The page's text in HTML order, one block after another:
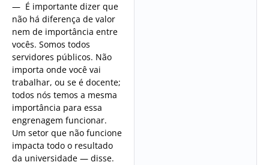
— É importante dizer que
não há diferença de valor
nem de importância entre
vocês. Somos todos
servidores públicos. Não
importa onde você vai
trabalhar, ou se é docente;
todos nós temos a mesma
importância para essa
engrenagem funcionar.
Um setor que não funcione
impacta todo o resultado
da universidade — disse.